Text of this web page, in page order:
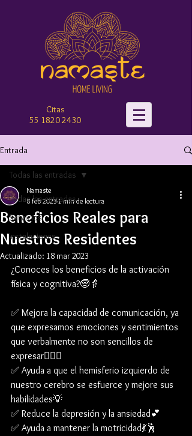
Citas
55 1820 2430‬
Entrada
Todas las entradas
Servicios
Instalaciones
Todas las entradas
Beneficios Reales para
Nuestros Residentes
Namaste
8 feb 20231 min de lectura
Actualizado: 18 mar 2023
¿Conoces los beneficios de la activación
física y cognitiva?🧓👵
✅ Mejora la capacidad de comunicación, ya
que expresamos emociones y sentimientos
que verbalmente no son sencillos de
expresar👩‍❤️‍👨
✅ Ayuda a que el hemisferio izquierdo de
nuestro cerebro se esfuerce y mejore sus
habilidades💡
✅ Reduce la depresión y la ansiedad💕
✅ Ayuda a mantener la motricidad💃🕺